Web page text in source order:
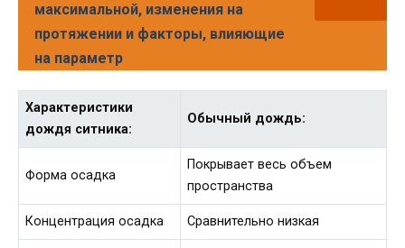
максимальной, изменения на
протяжении и факторы, влияющие
на параметр
Характеристики
дождя ситника:
Обычный дождь:
Форма осадка
Покрывает весь объем
пространства
Концентрация осадка Сравнительно низкая